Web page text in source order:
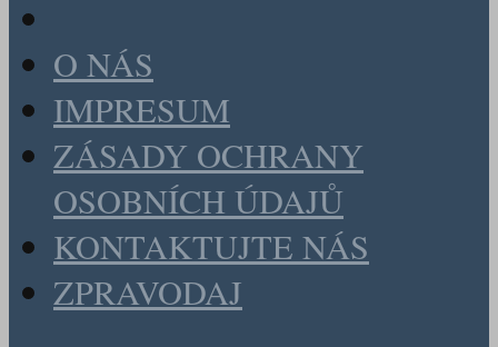
O NÁS
IMPRESUM
ZÁSADY OCHRANY
OSOBNÍCH ÚDAJŮ
KONTAKTUJTE NÁS
ZPRAVODAJ